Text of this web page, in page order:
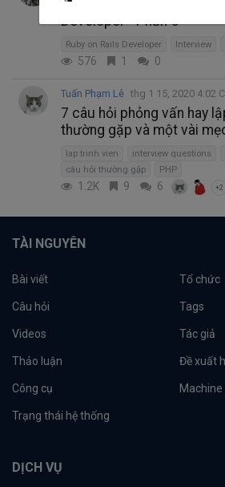
Các câu hỏi phỏng vấn
Developer - Phần 5
Ruby on Rails Developer Interview
576 1 0
Tuấn Phạm Lê thg 1 15, 2020 4:02
7 câu hỏi phỏng vấn hay
thường gặp và một vài
lap trinh vien interview questions
câu hỏi thường gặp
PHP
1.2K 9 6 +2
TÀI NGUYÊN
Bài viết Tổ chức
Câu hỏi Tags
Videos Tác giả
Thảo luận Đề xuất
Công cụ
Trạng thái hệ thống
DỊCH VỤ